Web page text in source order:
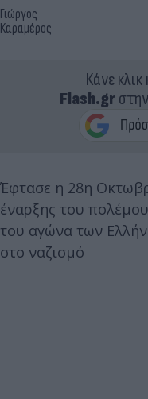
Γιώργος
Καραμέρος
Κάνε
Flash.gr
Έφτασε η 28η
έναρξης του
του αγώνα των
στο ναζισμό